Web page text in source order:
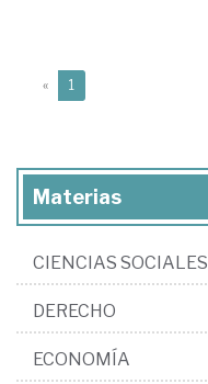
« 1
Materias
CIENCIAS SOCIALES
DERECHO
ECONOMÍA